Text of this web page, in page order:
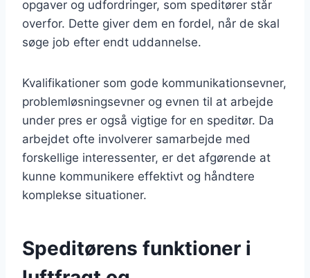
opgaver og udfordringer, som speditører står
overfor. Dette giver dem en fordel, når de skal
søge job efter endt uddannelse.
Kvalifikationer som gode kommunikationsevner,
problemløsningsevner og evnen til at arbejde
under pres er også vigtige for en speditør. Da
arbejdet ofte involverer samarbejde med
forskellige interessenter, er det afgørende at
kunne kommunikere effektivt og håndtere
komplekse situationer.
Speditørens funktioner i